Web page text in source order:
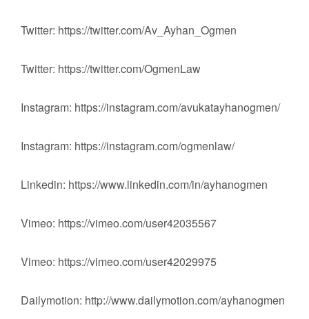
Twitter: https://twitter.com/Av_Ayhan_Ogmen
Twitter: https://twitter.com/OgmenLaw
Instagram: https://instagram.com/avukatayhanogmen/
Instagram: https://instagram.com/ogmenlaw/
Linkedin: https://www.linkedin.com/in/ayhanogmen
Vimeo: https://vimeo.com/user42035567
Vimeo: https://vimeo.com/user42029975
Dailymotion: http://www.dailymotion.com/ayhanogmen